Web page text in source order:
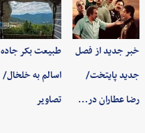
خبر جدید از فصل
جدید پایتخت/
رضا عطاران در…
طبیعت بکر جاده
اسالم به خلخال/
تصاویر